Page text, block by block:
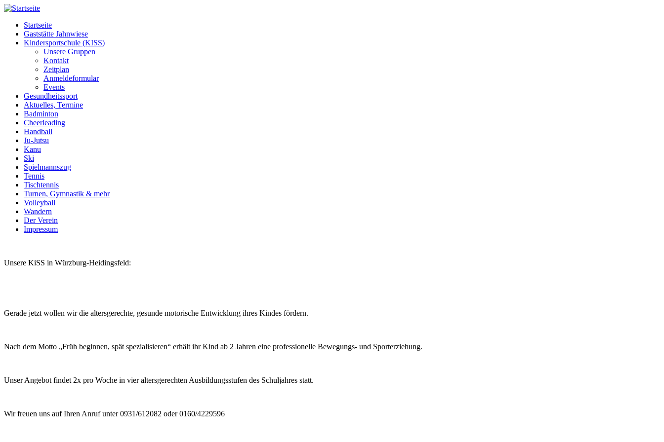
Startseite
Gaststätte Jahnwiese
Kindersportschule (KISS)
Unsere Gruppen
Kontakt
Zeitplan
Anmeldeformular
Events
Gesundheitssport
Aktuelles, Termine
Badminton
Cheerleading
Handball
Ju-Jutsu
Kanu
Ski
Spielmannszug
Tennis
Tischtennis
Turnen, Gymnastik & mehr
Volleyball
Wandern
Der Verein
Impressum
Unsere KiSS in Würzburg-Heidingsfeld:
Gerade jetzt wollen wir die altersgerechte, gesunde motorische Entwicklung ihres Kindes fördern.
Nach dem Motto „Früh beginnen, spät spezialisieren“ erhält ihr Kind ab 2 Jahren eine professionelle Bewegungs- und Sporterziehung.
Unser Angebot findet 2x pro Woche in vier altersgerechten Ausbildungsstufen des Schuljahres statt.
Wir freuen uns auf Ihren Anruf unter 0931/612082 oder 0160/4229596